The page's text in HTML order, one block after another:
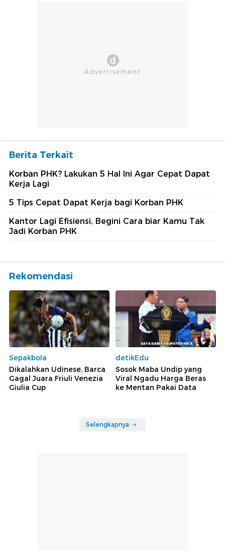
Berita Terkait
Korban PHK? Lakukan 5 Hal Ini Agar Cepat Dapat
Kerja Lagi
5 Tips Cepat Dapat Kerja bagi Korban PHK
Kantor Lagi Efisiensi, Begini Cara biar Kamu Tak
Jadi Korban PHK
Rekomendasi
Sepakbola
Dikalahkan Udinese, Barca
Gagal Juara Friuli Venezia
Giulia Cup
detikEdu
Sosok Maba Undip yang
Viral Ngadu Harga Beras
ke Mentan Pakai Data
Selengkapnya